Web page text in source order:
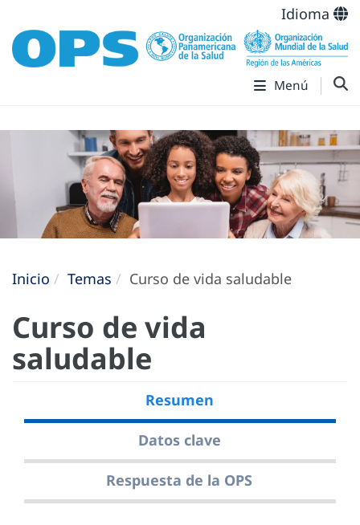
Idioma
Menú
Inicio Temas Curso de vida saludable
Curso de vida
saludable
Resumen
Datos clave
Respuesta de la OPS